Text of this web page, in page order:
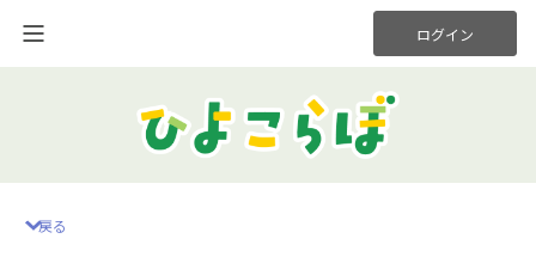
ログイン
戻る